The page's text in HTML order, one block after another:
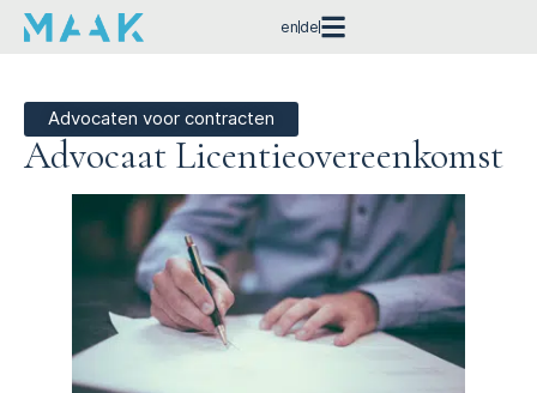
en de
Advocaten voor contracten
Advocaat Licentie­overeenkomst